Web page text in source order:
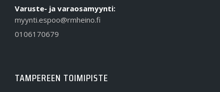
Varuste- ja varaosamyynti:
myynti.espoo@rmheino.fi
0106170679
TAMPEREEN TOIMIPISTE